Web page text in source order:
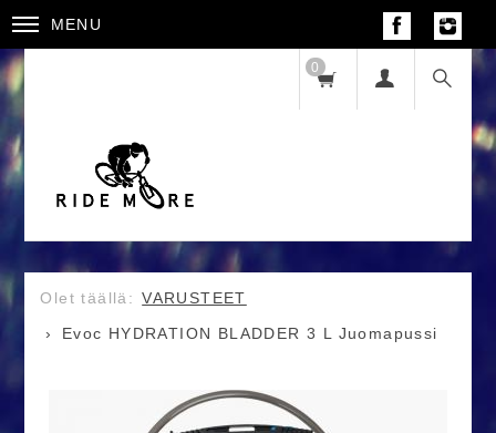
MENU
0
VARUSTEET
Evoc HYDRATION BLADDER 3 L Juomapussi